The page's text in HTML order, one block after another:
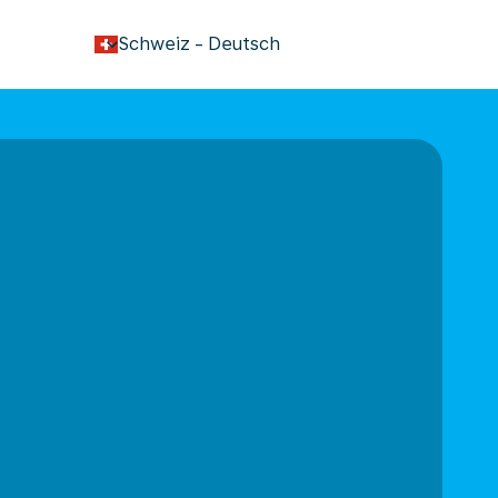
Schweiz - Deutsch
keyboard_arrow_down